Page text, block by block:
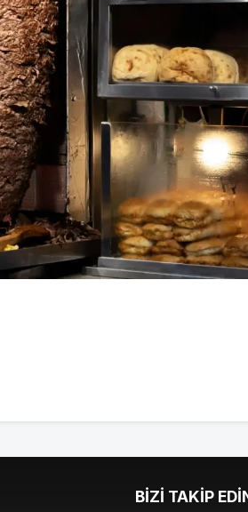
BİZİ TAKİP